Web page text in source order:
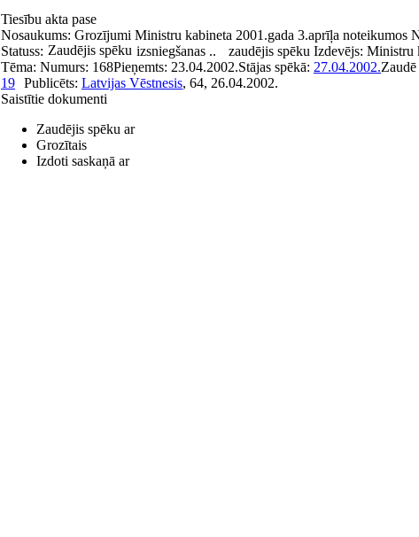
Tiesību akta pase
Nosaukums: Grozījumi Ministru kabineta 2001.gada 3.aprīļa noteikumos
izsniegšanas ..
Statuss: Zaudējis spēku zaudējis spēku Izdevējs: Ministru
Numurs: 168Pieņemts: 23.04.2002.Stājas spēkā: 27.04.2002.
Tēma:
19 Publicēts: Latvijas Vēstnesis, 64, 26.04.2002.
Saistītie dokumenti
Zaudējis spēku ar
Grozītais
Izdoti saskaņā ar